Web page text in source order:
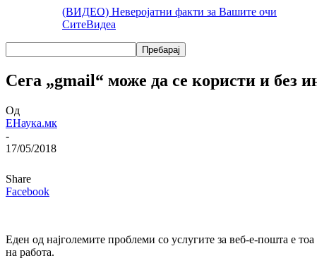
(ВИДЕО) Неверојатни факти за Вашите очи
СитеВидеа
Сега „gmail“ може да се користи и без
Од
ЕНаука.мк
-
17/05/2018
Share
Facebook
Еден од најголемите проблеми со услугите за веб-е-пошта е
на работа.